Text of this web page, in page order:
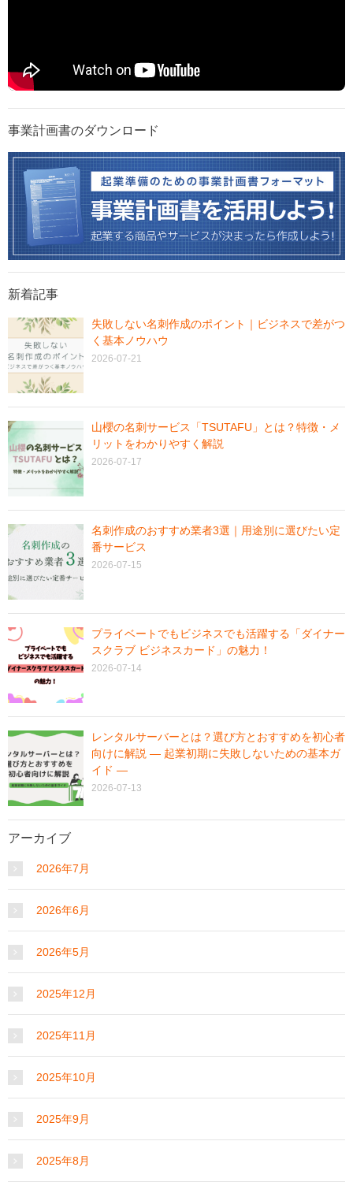
事業計画書のダウンロード
新着記事
失敗しない名刺作成のポイント｜ビジネスで差がつ
く基本ノウハウ
2026-07-21
山櫻の名刺サービス「TSUTAFU」とは？特徴・メ
リットをわかりやすく解説
2026-07-17
名刺作成のおすすめ業者3選｜用途別に選びたい定
番サービス
2026-07-15
プライベートでもビジネスでも活躍する「ダイナー
スクラブ ビジネスカード」の魅力！
2026-07-14
レンタルサーバーとは？選び方とおすすめを初心者
向けに解説 ― 起業初期に失敗しないための基本ガ
イド ―
2026-07-13
アーカイブ
2026年7月
2026年6月
2026年5月
2025年12月
2025年11月
2025年10月
2025年9月
2025年8月